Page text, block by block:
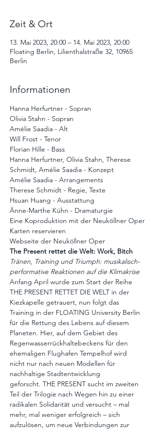
Zeit & Ort
13. Mai 2023, 20:00 – 14. Mai 2023, 20:00
Floating Berlin, Lilienthalstraße 32, 10965
Berlin
Informationen
Hanna Herfurtner - Sopran
Olivia Stahn - Sopran
Amélie Saadia - Alt
Will Frost - Tenor
Florian Hille - Bass
Hanna Herfurtner, Olivia Stahn, Therese
Schmidt, Amélie Saadia - Konzept
Amélie Saadia - Arrangements
Therese Schmidt - Regie, Texte
Hsuan Huang - Ausstattung
Änne-Marthe Kühn - Dramaturgie
Eine Koproduktion mit der Neuköllner Oper
Karten reservieren
Webseite der Neuköllner Oper
The Present rettet die Welt: Work, Bitch
Tränen, Training und Triumph: musikalisch-
performative Reaktionen auf die Klimakrise
Anfang April wurde zum Start der Reihe
THE PRESENT RETTET DIE WELT in der
Kiezkapelle getrauert, nun folgt das
Training in der FLOATING University Berlin
für die Rettung des Lebens auf diesem
Planeten. Hier, auf dem Gebiet des
Regenwasserrückhaltebeckens für den
ehemaligen Flughafen Tempelhof wird
nicht nur nach neuen Modellen für
nachhaltige Stadtentwicklung
geforscht. THE PRESENT sucht im zweiten
Teil der Trilogie nach Wegen hin zu einer
radikalen Solidarität und versucht – mal
mehr, mal weniger erfolgreich – sich
aufzulösen, um neue Verbindungen zur